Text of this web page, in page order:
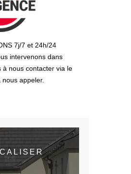
7j/7 et 24h/24
intervenons dans
à nous contacter via le
appeler.